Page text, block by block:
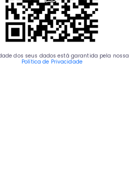
dos seus dados está garantida pela nossa
Política de Privacidade